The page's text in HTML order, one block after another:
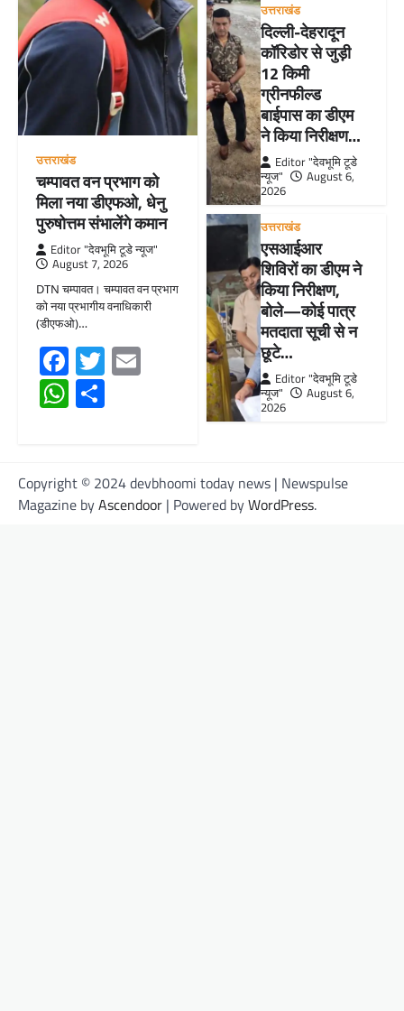
उत्तराखंड
चम्पावत वन प्रभाग को
मिला नया डीएफओ, धेनु
पुरुषोत्तम संभालेंगे कमान
Editor "देवभूमि टूडे न्यूज"
August 7, 2026
DTN चम्पावत। चम्पावत वन प्रभाग
को नया प्रभागीय वनाधिकारी
(डीएफओ)…
Facebook
TwitterEmail
WhatsApp
उत्तराखंड
दिल्ली-देहरादून
कॉरिडोर से जुड़ी
12 किमी
ग्रीनफील्ड
बाईपास का डीएम
ने किया निरीक्षण…
Editor "देवभूमि टूडे
न्यूज"
August 6,
2026
उत्तराखंड
एसआईआर
शिविरों का डीएम ने
किया निरीक्षण,
बोले—कोई पात्र
मतदाता सूची से न
छूटे…
Editor "देवभूमि टूडे
न्यूज"
August 6,
2026
Copyright © 2024 devbhoomi today news | Newspulse
Magazine byAscendoor | Powered byWordPress.